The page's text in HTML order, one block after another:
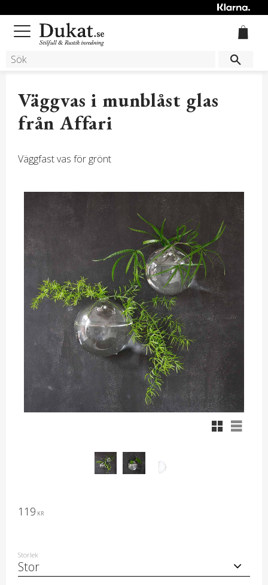
Meny
Väggvas i munblåst glas
från Affari
Väggfast vas för grönt
Rutnätsvy
Listvy
119 KR
Storlek